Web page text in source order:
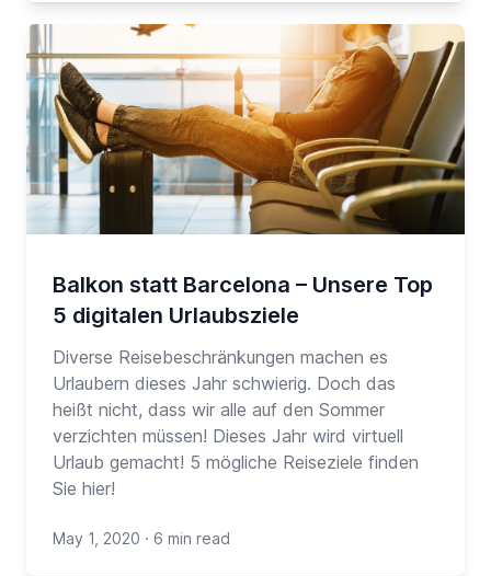
Balkon statt Barcelona – Unsere Top
5 digitalen Urlaubsziele
Diverse Reisebeschränkungen machen es
Urlaubern dieses Jahr schwierig. Doch das
heißt nicht, dass wir alle auf den Sommer
verzichten müssen! Dieses Jahr wird virtuell
Urlaub gemacht! 5 mögliche Reiseziele finden
Sie hier!
May 1, 2020 · 6 min read